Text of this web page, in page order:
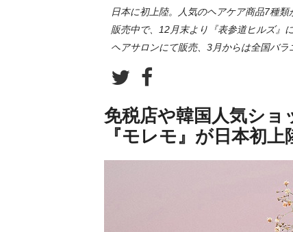
日本に初上陸。人気のヘアケア商品7種
販売中で、12月末より『表参道ヒルズ』
ヘアサロンにて販売、3月からは全国バラ
免税店や韓国人気シ
『モレモ』が日本初上